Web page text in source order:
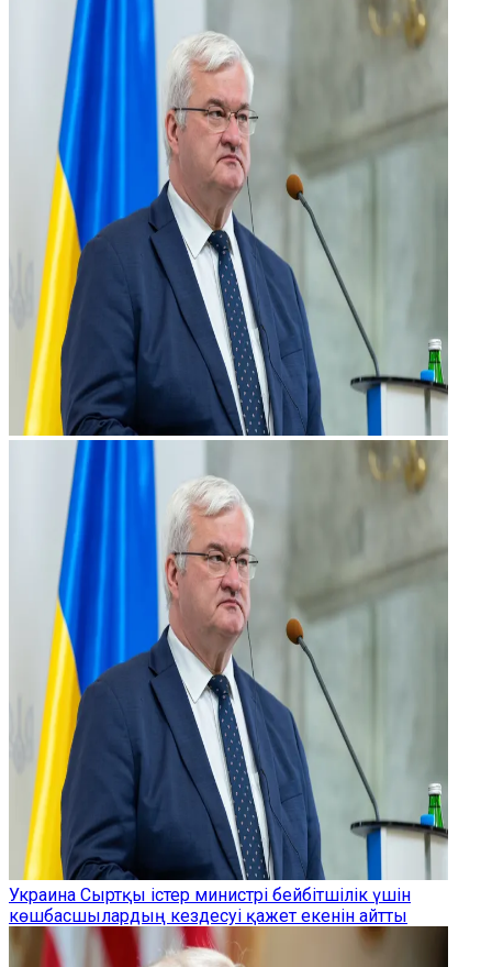
Украина Сыртқы істер министрі бейбітшілік үшін
көшбасшылардың кездесуі қажет екенін айтты